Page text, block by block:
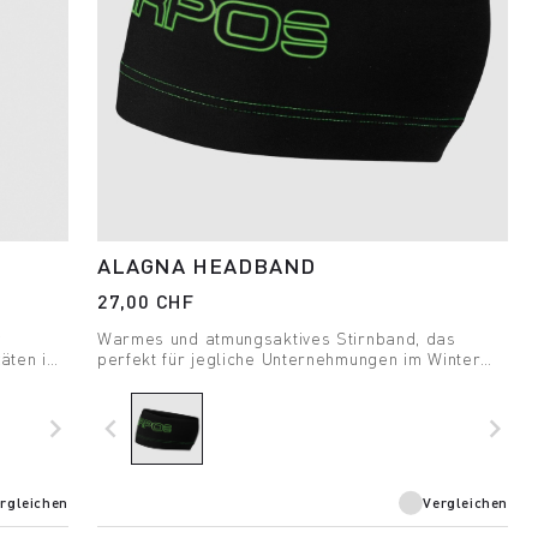
im
navigate_next
ALAGNA HEADBAND
27,00 CHF
Warmes und atmungsaktives Stirnband, das
perfekt für jegliche Unternehmungen im Winter
navigate_before navigate_next
Vergleichen